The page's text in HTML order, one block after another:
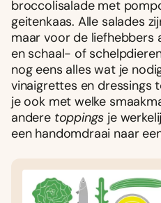
broccolisalade met
geitenkaas. Alle salades
maar voor de liefhebbers
en schaal- of
nog eens alles wat je
vinaigrettes en dressings
je ook met welke
andere toppings je
een handomdraai naar